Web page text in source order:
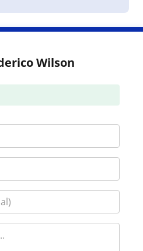
Wilson